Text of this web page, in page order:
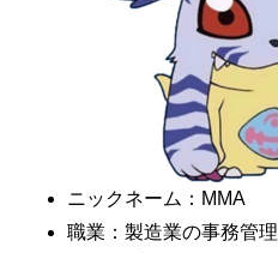
ニックネーム：MMA
職業：製造業の事務管理